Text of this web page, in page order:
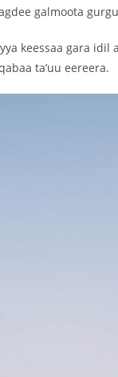
galmoota
keessaa gara
ta’uu eereera.